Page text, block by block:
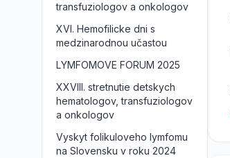
transfuziologov a onkologov
XVI. Hemofilicke dni s
medzinarodnou učastou
LYMFOMOVE FORUM 2025
XXVIII. stretnutie detskych
hematologov, transfuziologov
a onkologov
Vyskyt folikuloveho lymfomu
na Slovensku v roku 2024